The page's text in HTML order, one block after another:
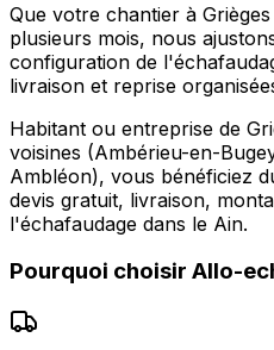
Que votre chantier à
plusieurs mois, nous
configuration de
livraison et reprise
Habitant ou entreprise de
voisines (Ambérieu-en-
Ambléon), vous bénéficiez
devis gratuit, livraison,
l'échafaudage dans le Ain.
Pourquoi choisir Allo-